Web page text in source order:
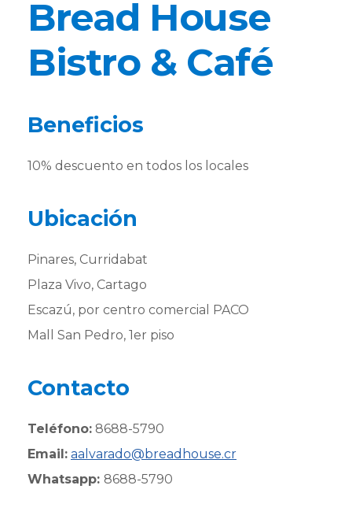
Bread House
Bistro & Café
Beneficios
10% descuento en todos los locales
Ubicación
Pinares, Curridabat
Plaza Vivo, Cartago
Escazú, por centro comercial PACO
Mall San Pedro, 1er piso
Contacto
Teléfono: 8688-5790
Email: aalvarado@breadhouse.cr
Whatsapp: 8688-5790